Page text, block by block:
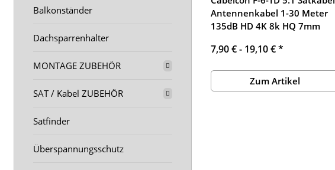
Antennenkabel 1-30 Meter
135dB HD 4K 8k HQ 7mm
7,90 € - 19,10 €*
Zum Artikel
Balkonständer
Dachsparrenhalter
MONTAGE ZUBEHÖR
SAT / Kabel ZUBEHÖR
Satfinder
Überspannungsschutz